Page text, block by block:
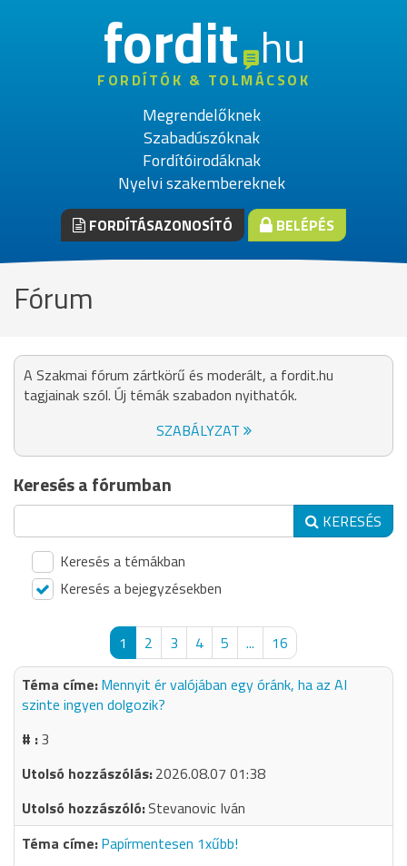
fordithu
FORDÍTÓK & TOLMÁCSOK
Megrendelőknek
Szabadúszóknak
Fordítóirodáknak
Nyelvi szakembereknek
FORDÍTÁSAZONOSÍTÓ BELÉPÉS
Fórum
A Szakmai fórum zártkörű és moderált, a fordit.hu
tagjainak szól. Új témák szabadon nyithatók.
SZABÁLYZAT
Keresés a fórumban
KERESÉS
Keresés a témákban
Keresés a bejegyzésekben
1 2 3 4 5 ...
16
Mennyit ér valójában egy óránk, ha az AI
szinte ingyen dolgozik?
3
2026.08.07 01:38
Stevanovic Iván
Papírmentesen 1xűbb!